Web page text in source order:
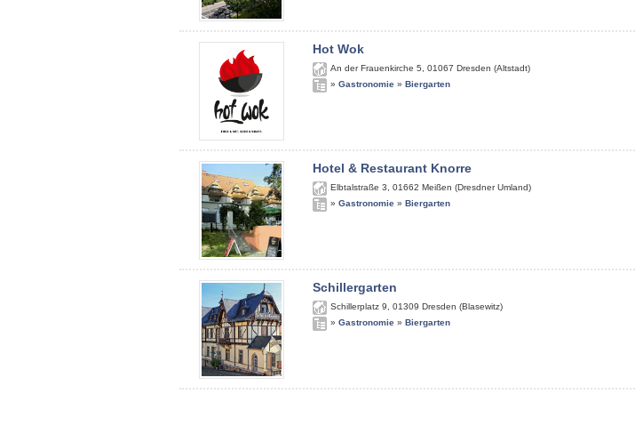
Hot Wok
An der Frauenkirche 5 01067 Dresden (Altstadt)
» Gastronomie » Biergarten
Hotel & Restaurant Knorre
Elbtalstraße 3 01662 Meißen (Dresdner Umland)
» Gastronomie » Biergarten
Schillergarten
Schillerplatz 9 01309 Dresden (Blasewitz)
» Gastronomie » Biergarten